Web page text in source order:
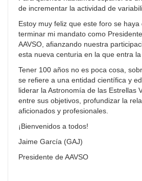
de incrementar la actividad de
Estoy muy feliz que este foro se
terminar mi mandato como
AAVSO, afianzando nuestra
esta nueva centuria en la que entra
Tener 100 años no es poca cosa,
se refiere a una entidad científica y
liderar la Astronomía de las Estrellas
entre sus objetivos, profundizar la
aficionados y profesionales.
¡Bienvenidos a todos!
Jaime García (GAJ)
Presidente de AAVSO